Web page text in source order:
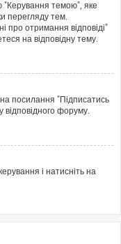
"Керування темою", яке
перегляду тем.
про отримання відповіді"
на відповідну тему.
посилання "Підписатись
відповідного форуму.
і натисніть на